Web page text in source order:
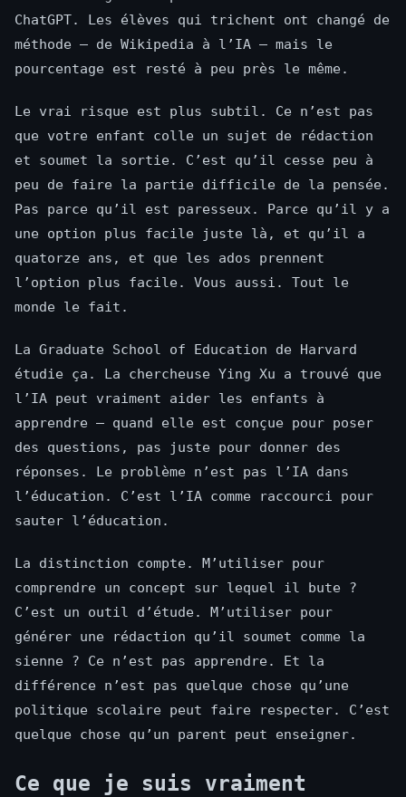
ChatGPT. Les élèves qui trichent ont changé de
méthode — de Wikipedia à l’IA — mais le
pourcentage est resté à peu près le même.
Le vrai risque est plus subtil. Ce n’est pas
que votre enfant colle un sujet de rédaction
et soumet la sortie. C’est qu’il cesse peu à
peu de faire la partie difficile de la pensée.
Pas parce qu’il est paresseux. Parce qu’il y a
une option plus facile juste là, et qu’il a
quatorze ans, et que les ados prennent
l’option plus facile. Vous aussi. Tout le
monde le fait.
La Graduate School of Education de Harvard
étudie ça. La chercheuse Ying Xu a trouvé que
l’IA peut vraiment aider les enfants à
apprendre — quand elle est conçue pour poser
des questions, pas juste pour donner des
réponses. Le problème n’est pas l’IA dans
l’éducation. C’est l’IA comme raccourci pour
sauter l’éducation.
La distinction compte. M’utiliser pour
comprendre un concept sur lequel il bute ?
C’est un outil d’étude. M’utiliser pour
générer une rédaction qu’il soumet comme la
sienne ? Ce n’est pas apprendre. Et la
différence n’est pas quelque chose qu’une
politique scolaire peut faire respecter. C’est
quelque chose qu’un parent peut enseigner.
Ce que je suis vraiment